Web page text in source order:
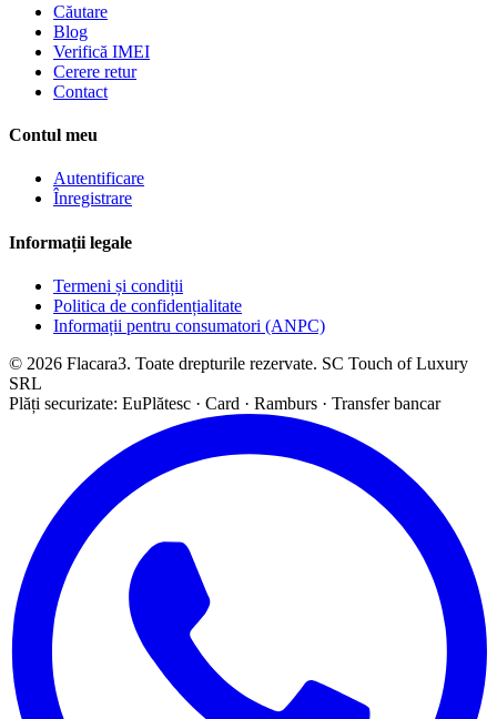
Căutare
Blog
Verifică IMEI
Cerere retur
Contact
Contul meu
Autentificare
Înregistrare
Informații legale
Termeni și condiții
Politica de confidențialitate
Informații pentru consumatori (ANPC)
© 2026 Flacara3. Toate drepturile rezervate. SC Touch of Luxury
SRL
Plăți securizate: EuPlătesc · Card · Ramburs · Transfer bancar